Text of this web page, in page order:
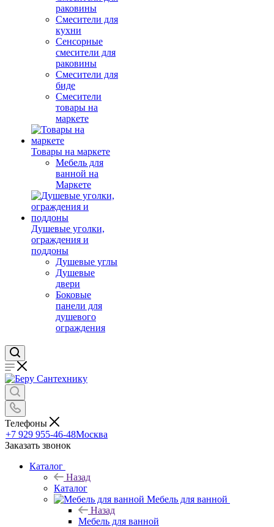
раковины
Смесители для
кухни
Сенсорные
смесители для
раковины
Смесители для
биде
Смесители
товары на
маркете
Товары на маркете
Мебель для
ванной на
Маркете
Душевые уголки,
ограждения и
поддоны
Душевые углы
Душевые
двери
Боковые
панели для
душевого
ограждения
Телефоны
+7 929 955-46-48Москва
Заказать звонок
Каталог
Назад
Каталог
Мебель для ванной
Назад
Мебель для ванной